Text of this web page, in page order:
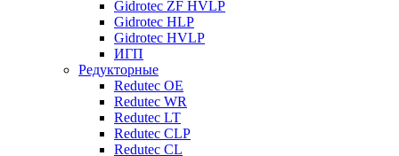
Gidrotec ZF HVLP
Gidrotec HLP
Gidrotec HVLP
ИГП
Редукторные
Redutec OE
Redutec WR
Redutec LT
Redutec CLP
Redutec CL